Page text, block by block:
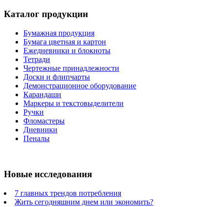
Каталог продукции
Бумажная продукция
Бумага цветная и картон
Ежедневники и блокноты
Тетради
Чертежные принадлежности
Доски и флипчарты
Демонстрационное оборудование
Карандаши
Маркеры и текстовыделители
Ручки
Фломастеры
Дневники
Пеналы
Новые исследования
7 главных трендов потребления
Жить сегодняшним днем или экономить?